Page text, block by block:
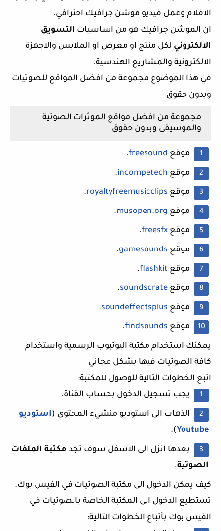
الافلام وعمل فيديو موشن جرافيك احترافي.
ان الموشن جرافيك هو من اساسيات التسويق
الالكتروني لكل منتج او معرض او الملابس والاجهزة
الالكترونية والمشاريع الهندسية.
في هذا الموضوع مجموعة من افضل المواقع للصوتيات
وبدون حقوق
مجموعة من افضل مواقع المؤثرات الصوتية
والموسيقى وبدون حقوق
موقع freesound
.
موقع incompetech
.
موقع royaltyfreemusicclips
.
موقع musopen.org.
موقع freesfx
.
موقع gamesounds
.
موقع flashkit
.
موقع soundscrate
.
موقع soundeffectsplus
.
موقع findsounds
.
يمكنك استخدام مكتبة اليوتيوب الرسمية واستخدام
كافة الصوتيات فيها بشكل مجاني
اتبع الخطوات التالية للوصول للمكتبة:
يجب تسجيل الدخول بحساب القناة.
الذهاب الى استوديو منشيء المحتوى (استوديو
Youtube
).
بعدها انزل الى الاسفل سوف تجد مكتبة الملفات
الصوتية.
كيف يمكن الدخول الى مكتبة الصوتيات في الفيس بوك.
تستطيع الدخول الى المكتبة الخاصة بالصوتيات في
الفيس بوك بأتباع الخطوات التالية: